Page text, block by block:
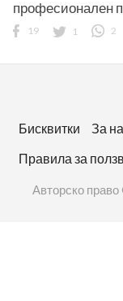
професионален
19 1 2
Бисквитки За
Правила за
Авторско право